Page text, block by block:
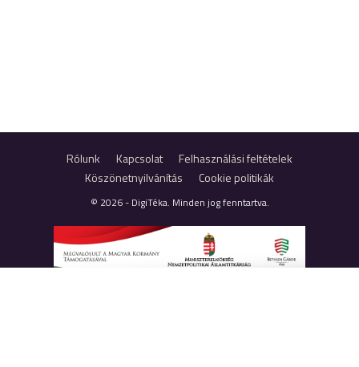
Rólunk Kapcsolat
Felhasználási feltételek
Köszönetnyilvánítás
Cookie politikák
© 2026 - DigiTéka. Minden jog fenntartva.